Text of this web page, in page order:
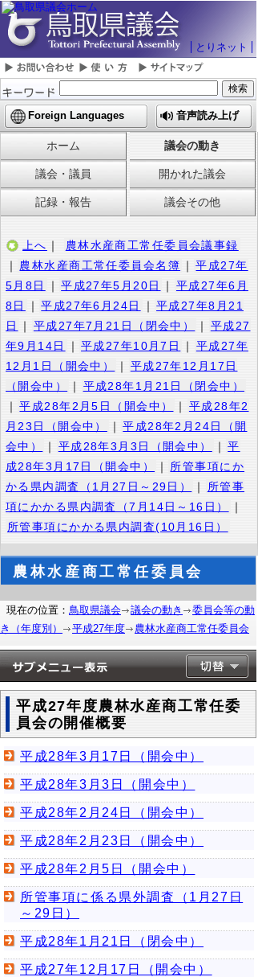
とりネット
Foreign Languages 音声読み上げ
ホーム 議会の動き
議会・議員 開かれた議会
記録・報告 議会その他
上へ ｜
農林水産商工常任委員会議事録
｜
農林水産商工常任委員会名簿 ｜ 平成27年
5月8日
｜ 平成27年5月20日 ｜
平成27年6月
8日
｜ 平成27年6月24日 ｜ 平成27年8月21
日
｜ 平成27年7月21日（閉会中） ｜
平成27
年9月14日
｜ 平成27年10月7日 ｜
平成27年
12月1日（開会中）
｜
平成27年12月17日
（開会中）
｜
平成28年1月21日（閉会中）
｜ 平成28年2月5日（開会中） ｜
平成28年2
月23日（開会中）
｜ 平成28年2月24日（開
会中）
｜ 平成28年3月3日（開会中） ｜ 平
成28年3月17日（開会中）
｜
所管事項にか
かる県内調査（1月27日～29日）
｜
所管事
項にかかる県内調査（7月14日～16日）
｜
所管事項にかかる県内調査(10月16日）
農林水産商工常任委員会
現在の位置： 鳥取県議会 議会の動き
委員会等の動
き（年度別）
平成27年度 農林水産商工常任委員会
平成27年度農林水産商工常任委
員会の開催概要
平成28年3月17日（開会中）
平成28年3月3日（開会中）
平成28年2月24日（開会中）
平成28年2月23日（開会中）
平成28年2月5日（開会中）
所管事項に係る県外調査（1月27日
～29日）
平成28年1月21日（閉会中）
平成27年12月17日（開会中）